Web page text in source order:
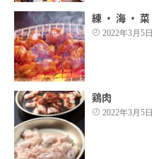
練 ・ 海 ・ 菜
2022年3月5日
鶏肉
2022年3月5日